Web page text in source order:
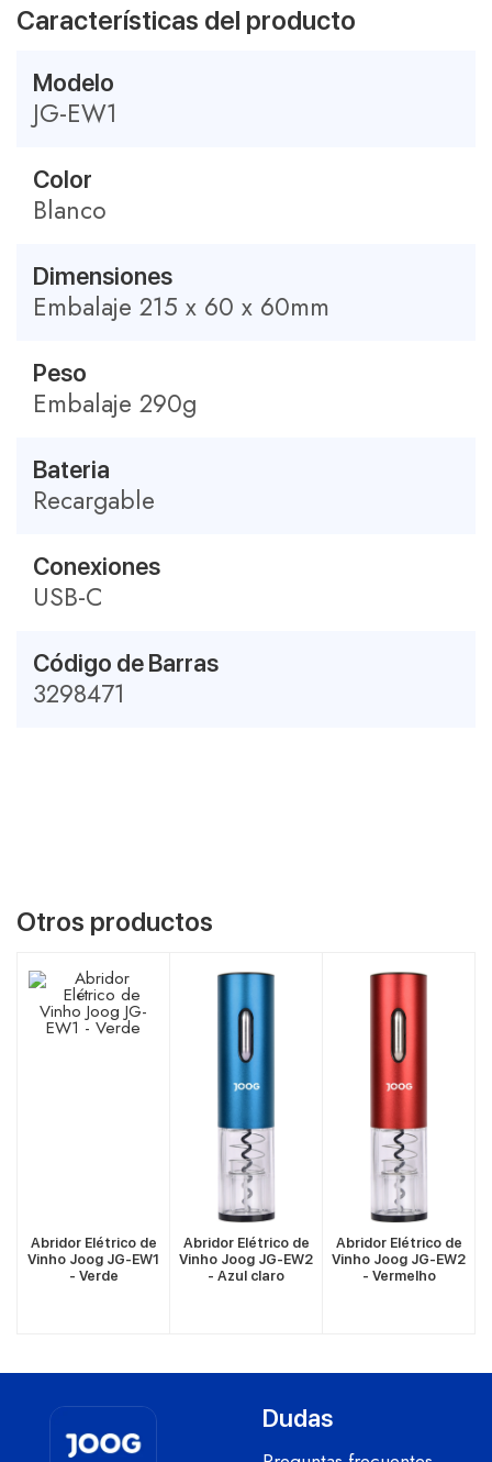
Características del producto
Modelo
JG-EW1
Color
Blanco
Dimensiones
Embalaje 215 x 60 x 60mm
Peso
Embalaje 290g
Bateria
Recargable
Conexiones
USB-C
Código de Barras
3298471
Otros productos
Abridor Elétrico de
Vinho Joog JG-EW1
- Verde
Abridor Elétrico de
Vinho Joog JG-EW2
- Azul claro
Abridor Elétrico de
Vinho Joog JG-EW2
- Vermelho
Dudas